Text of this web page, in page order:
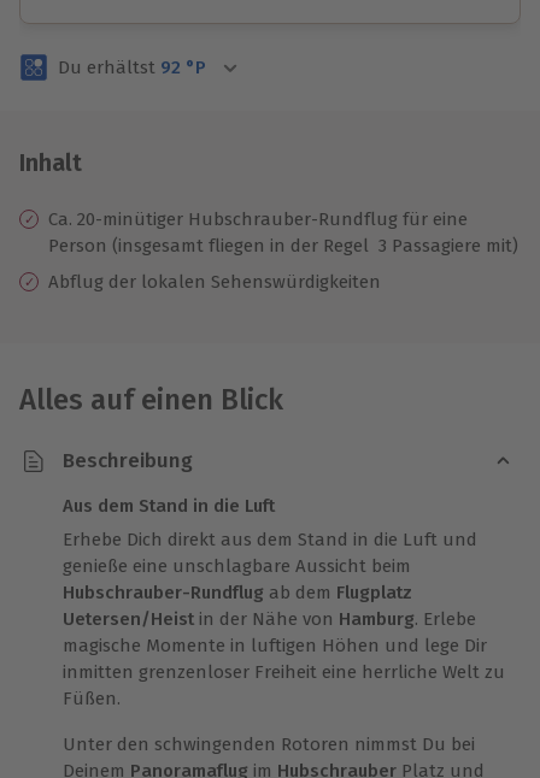
Volle Flexibilität
3 Jahre gültig & verlängerbar.
Du erhältst 92 °P
Inhalt
Ca. 20-minütiger Hubschrauber-Rundflug für eine
Person (insgesamt fliegen in der Regel 3 Passagiere mit)
Abflug der lokalen Sehenswürdigkeiten
Alles auf einen Blick
Beschreibung
Aus dem Stand in die Luft
Erhebe Dich direkt aus dem Stand in die Luft und
genieße eine unschlagbare Aussicht beim
Hubschrauber-Rundflug ab dem Flugplatz
Uetersen/Heist in der Nähe von Hamburg. Erlebe
magische Momente in luftigen Höhen und lege Dir
inmitten grenzenloser Freiheit eine herrliche Welt zu
Füßen.
Unter den schwingenden Rotoren nimmst Du bei
Deinem Panoramaflug im Hubschrauber Platz und